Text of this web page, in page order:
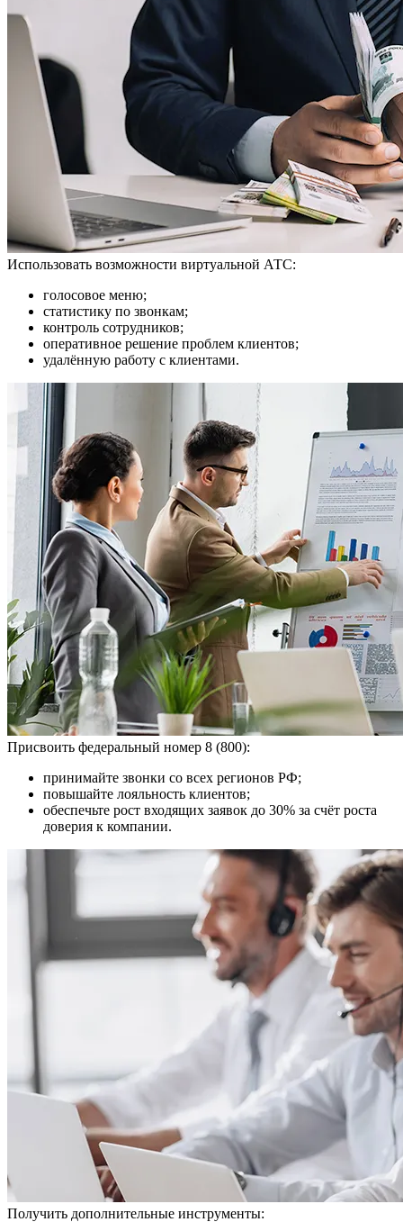
Использовать возможности виртуальной АТС:
голосовое меню;
статистику по звонкам;
контроль сотрудников;
оперативное решение проблем клиентов;
удалённую работу с клиентами.
Присвоить федеральный номер 8 (800):
принимайте звонки со всех регионов РФ;
повышайте лояльность клиентов;
обеспечьте рост входящих заявок до 30% за счёт роста
доверия к компании.
Получить дополнительные инструменты: